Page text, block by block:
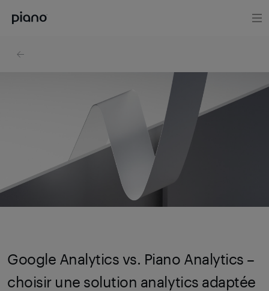
Google Analytics vs. Piano Analytics –
choisir une solution analytics adaptée